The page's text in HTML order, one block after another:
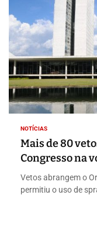
NOTÍCIAS
Mais de 80
Congresso na
Vetos abrangem o
permitiu o uso de